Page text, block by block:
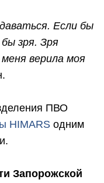
Если бы
зря. Зря
верила моя
ПВО
HIMARS одним
Запорожской